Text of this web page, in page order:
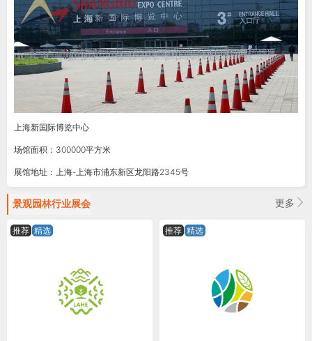
上海新国际博览中心
场馆面积：300000平方米
展馆地址：上海-上海市浦东新区龙阳路2345号
景观园林行业展会 更多
推荐 精选 推荐 精选